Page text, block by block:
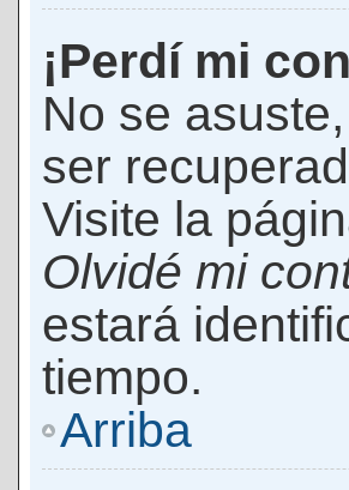
¡Perdí mi
No se
ser
Visite la
Olvidé mi
estará
tiempo.
Arriba